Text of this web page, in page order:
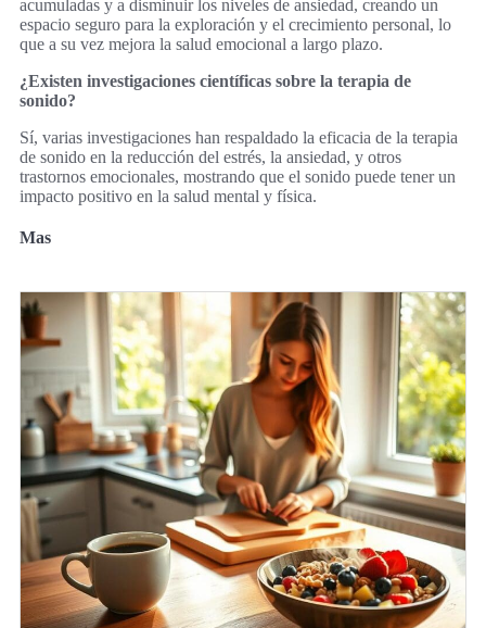
acumuladas y a disminuir los niveles de ansiedad, creando un
espacio seguro para la exploración y el crecimiento personal, lo
que a su vez mejora la salud emocional a largo plazo.
¿Existen investigaciones científicas sobre la terapia de
sonido?
Sí, varias investigaciones han respaldado la eficacia de la terapia
de sonido en la reducción del estrés, la ansiedad, y otros
trastornos emocionales, mostrando que el sonido puede tener un
impacto positivo en la salud mental y física.
Mas